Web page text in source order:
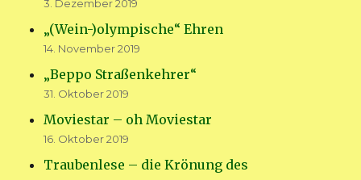
3. Dezember 2019
„(Wein-)olympische“ Ehren
14. November 2019
„Beppo Straßenkehrer“
31. Oktober 2019
Moviestar – oh Moviestar
16. Oktober 2019
Traubenlese – die Krönung des